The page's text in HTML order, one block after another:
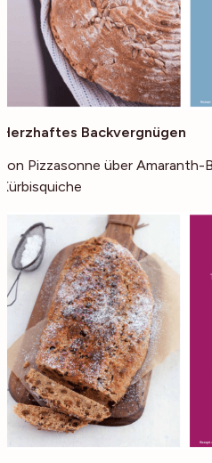
Herzhaftes Backvergnügen
von Pizzasonne über
Kürbisquiche